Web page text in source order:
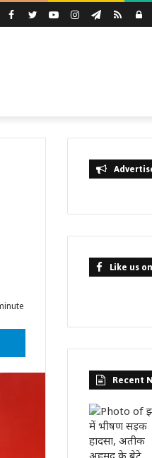
RSS
Telegram
Instagram
YouTube
Twitter
Facebook
Telegram
Like us
Recent